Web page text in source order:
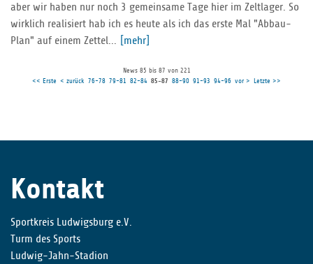
aber wir haben nur noch 3 gemeinsame Tage hier im Zeltlager. So
wirklich realisiert hab ich es heute als ich das erste Mal "Abbau-
Plan" auf einem Zettel...
[mehr]
News 85 bis 87 von 221
<< Erste < zurück 76-78 79-81 82-84 85-87 88-90 91-93 94-96 vor > Letzte >>
Kontakt
Sportkreis Ludwigsburg e.V.
Turm des Sports
Ludwig-Jahn-Stadion